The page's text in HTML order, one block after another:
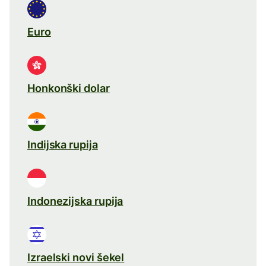
Euro
Honkonški dolar
Indijska rupija
Indonezijska rupija
Izraelski novi šekel